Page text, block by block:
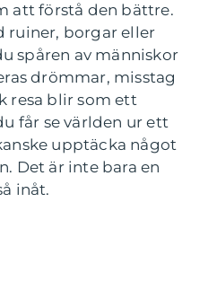
att förstå den bättre.
ruiner, borgar eller
spåren av människor
drömmar, misstag
resa blir som ett
får se världen ur ett
upptäcka något
Det är inte bara en
inåt.